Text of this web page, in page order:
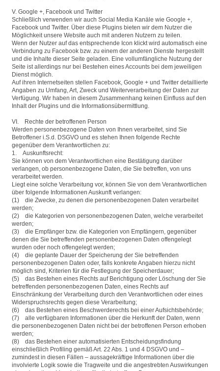
V. Google +, Facebook und Twitter
Schließlich verwenden wir auch Social Media Kanäle wie Google +,
Facebook und Twitter. Über diese Plugins bieten wir dem Nutzer die
Möglichkeit unsere Website auch mit anderen Nutzern zu teilen.
Wenn der Nutzer auf das entsprechende Icon klickt wird automatisch eine
Verbindung zu Facebook bzw. zu einem der anderen Dienste hergestellt
und die Inhalte dieser Seite geladen. Eine vollumfängliche Nutzung der
Seite ist allerdings nur bei Bestehen eines Accounts bei dem jeweiligen
Dienst möglich.
Auf ihren Internetseiten stellen Facebook, Google + und Twitter detaillierte
Angaben zu Umfang, Art, Zweck und Weiterverarbeitung der Daten zur
Verfügung. Wir haben in diesem Zusammenhang keinen Einfluss auf den
Inhalt der Plugins und die Informationsübermittlung.
VI. Rechte der betroffenen Person
Werden personenbezogene Daten von Ihnen verarbeitet, sind Sie
Betroffener i.S.d. DSGVO und es stehen Ihnen folgende Rechte
gegenüber dem Verantwortlichen zu:
1. Auskunftsrecht:
Sie können von dem Verantwortlichen eine Bestätigung darüber
verlangen, ob personenbezogene Daten, die Sie betreffen, von uns
verarbeitet werden.
Liegt eine solche Verarbeitung vor, können Sie von dem Verantwortlichen
über folgende Informationen Auskunft verlangen:
(1) die Zwecke, zu denen die personenbezogenen Daten verarbeitet
werden;
(2) die Kategorien von personenbezogenen Daten, welche verarbeitet
werden;
(3) die Empfänger bzw. die Kategorien von Empfängern, gegenüber
denen die Sie betreffenden personenbezogenen Daten offengelegt
wurden oder noch offengelegt werden;
(4) die geplante Dauer der Speicherung der Sie betreffenden
personenbezogenen Daten oder, falls konkrete Angaben hierzu nicht
möglich sind, Kriterien für die Festlegung der Speicherdauer;
(5) das Bestehen eines Rechts auf Berichtigung oder Löschung der Sie
betreffenden personenbezogenen Daten, eines Rechts auf
Einschränkung der Verarbeitung durch den Verantwortlichen oder eines
Widerspruchsrechts gegen diese Verarbeitung;
(6) das Bestehen eines Beschwerderechts bei einer Aufsichtsbehörde;
(7) alle verfügbaren Informationen über die Herkunft der Daten, wenn
die personenbezogenen Daten nicht bei der betroffenen Person erhoben
werden;
(8) das Bestehen einer automatisierten Entscheidungsfindung
einschließlich Profiling gemäß Art. 22 Abs. 1 und 4 DSGVO und –
zumindest in diesen Fällen – aussagekräftige Informationen über die
involvierte Logik sowie die Tragweite und die angestrebten Auswirkungen